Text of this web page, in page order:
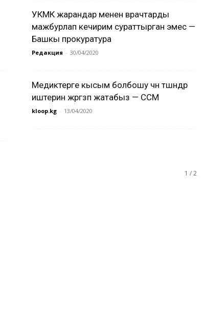
УКМК жарандар менен врачтарды
мажбурлап кечирим сураттырган эмес —
Башкы прокуратура
Редакция - 30/04/2020
Медиктерге кысым болбошу үчүн түшүндүрүү
иштерин жүргүзүп жатабыз — ССМ
kloop.kg - 13/04/2020
1 / 2